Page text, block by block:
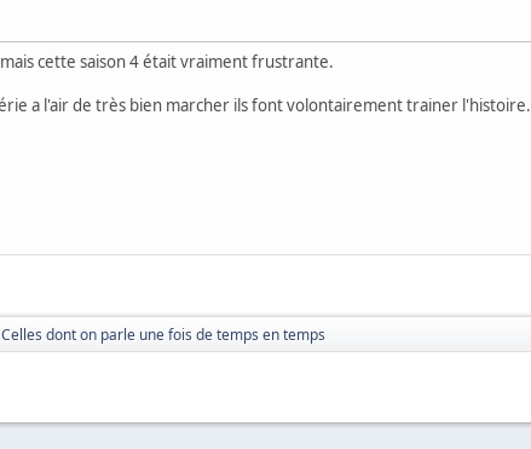
mais cette saison 4 était vraiment frustrante.
a l'air de très bien marcher ils font volontairement trainer l'histoire.
Celles dont on parle une fois de temps en temps